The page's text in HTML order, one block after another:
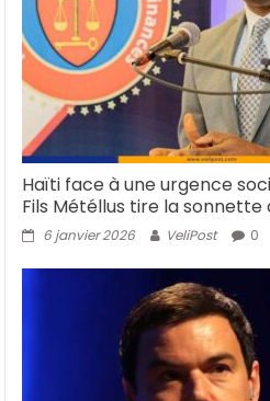
Haïti face à une urgence
Fils Météllus tire la sonnette
6 janvier 2026 VeliPost 0